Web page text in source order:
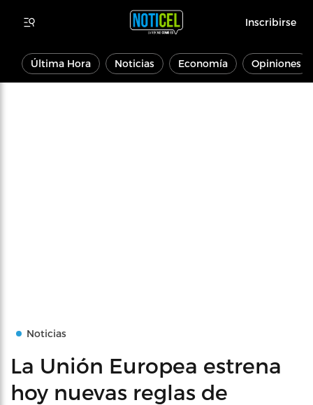
Inscribirse
Última Hora Noticias Economía Opiniones
Noticias
La Unión Europea estrena
hoy nuevas reglas de